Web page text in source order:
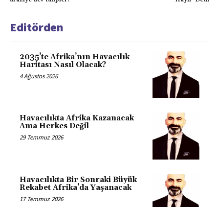
Editörden
2035’te Afrika’nın Havacılık
Haritası Nasıl Olacak?
4 Ağustos 2026
Havacılıkta Afrika Kazanacak
Ama Herkes Değil
29 Temmuz 2026
Havacılıkta Bir Sonraki Büyük
Rekabet Afrika’da Yaşanacak
17 Temmuz 2026